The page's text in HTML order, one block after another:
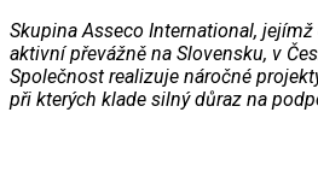
Skupina Asseco International,
aktivní převážně na Slovensku, v
Společnost realizuje náročné
při kterých klade silný důraz na